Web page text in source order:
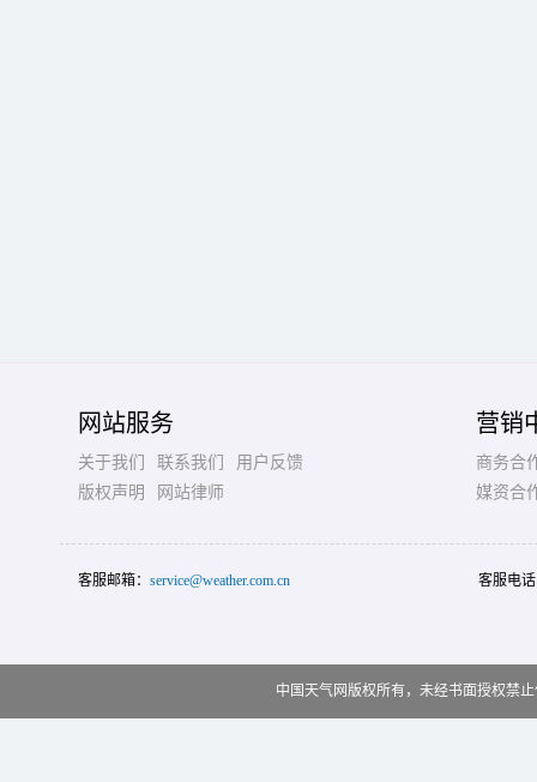
网站服务
关于我们 联系我们
用户反馈
版权声明
网站律师
营销
商务合
媒资合
客服邮箱： service@weather.com.cn 客服电
中国天气网版权所有，未经书面授权